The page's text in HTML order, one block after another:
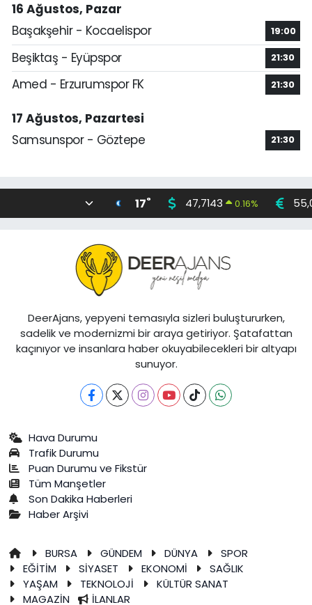
16 Ağustos, Pazar
Başakşehir - Kocaelispor
19:00
Beşiktaş - Eyüpspor 21:30
Amed - Erzurumspor FK 21:30
17 Ağustos, Pazartesi
Samsunspor - Göztepe
21:30
17° 47,7143 0.16%
DeerAjans, yepyeni temasıyla sizleri buluştururken,
sadelik ve modernizmi bir araya getiriyor. Şatafattan
kaçınıyor ve insanlara haber okuyabilecekleri bir altyapı
sunuyor.
Hava Durumu
Trafik Durumu
Puan Durumu ve Fikstür
Tüm Manşetler
Son Dakika Haberleri
Haber Arşivi
BURSA GÜNDEM DÜNYA
SPOR
EĞİTİM
SİYASET EKONOMİ
SAĞLIK
YAŞAM
TEKNOLOJİ
KÜLTÜR SANAT
MAGAZİN
İLANLAR